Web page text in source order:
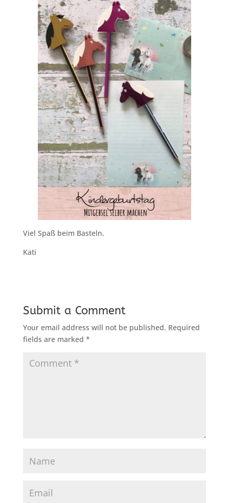
Viel Spaß beim Basteln.
Kati
Submit a Comment
Your email address will not be published. Required
fields are marked *